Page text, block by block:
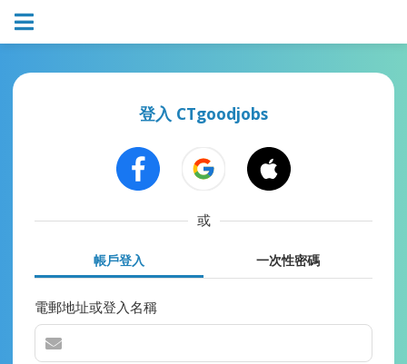
登入 CTgoodjobs
或
帳戶登入 一次性密碼
電郵地址或登入名稱